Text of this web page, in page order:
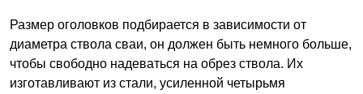
Размер оголовков подбирается в зависимости от
диаметра ствола сваи, он должен быть немного больше,
чтобы свободно надеваться на обрез ствола. Их
изготавливают из стали, усиленной четырьмя